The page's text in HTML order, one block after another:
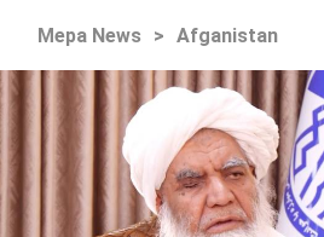
Mepa News > Afganistan